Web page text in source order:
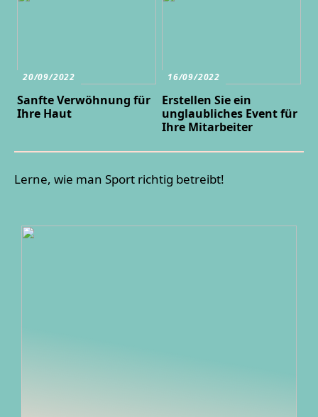
20/09/2022
Sanfte Verwöhnung für
Ihre Haut
16/09/2022
Erstellen Sie ein
unglaubliches Event für
Ihre Mitarbeiter
Lerne, wie man Sport richtig betreibt!